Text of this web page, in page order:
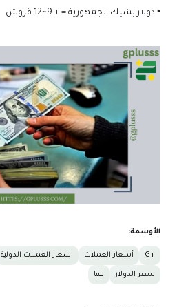
▪️ دولار بشيك الجمهورية = + 9~12 قروش
الأوسمة:
+G أسعار العملات اسعار العملات الدولية
سعر الدولار ليبيا